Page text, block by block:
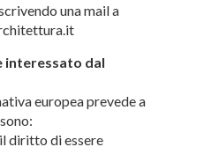
una mail a
interessato dal
europea prevede a
diritto di essere